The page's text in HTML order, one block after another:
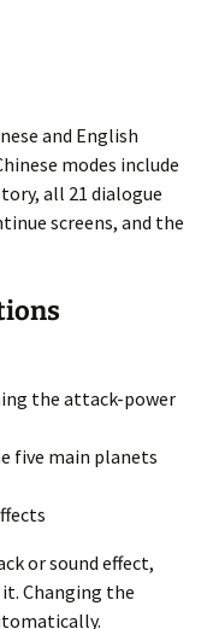
and English
modes include
all 21 dialogue
screens, and the
the attack-power
five main planets
or sound effect,
Changing the